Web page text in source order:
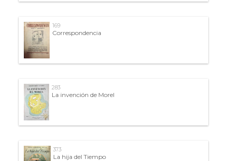
169
Correspondencia
283
La invención de Morel
373
La hija del Tiempo